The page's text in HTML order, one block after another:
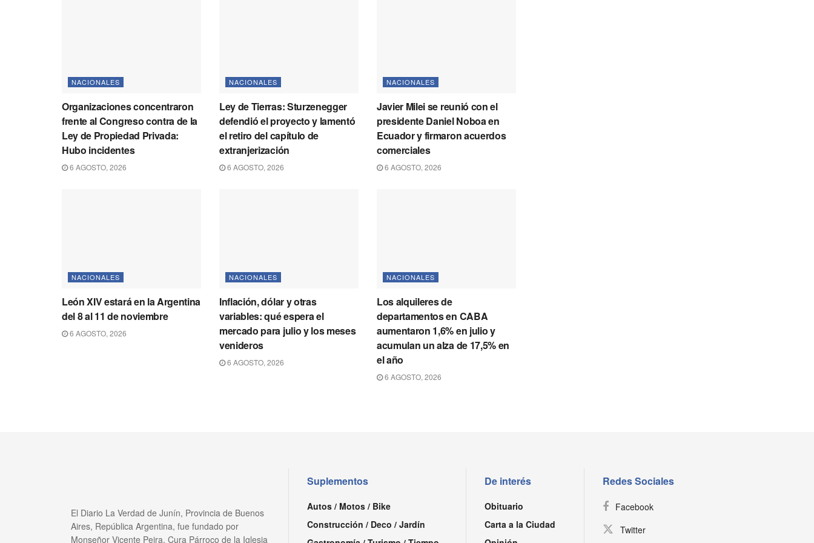
NACIONALES
Organizaciones concentraron
frente al Congreso contra de la
Ley de Propiedad Privada:
Hubo incidentes
6 AGOSTO, 2026
NACIONALES
Ley de Tierras: Sturzenegger
defendió el proyecto y lamentó
el retiro del capítulo de
extranjerización
6 AGOSTO, 2026
NACIONALES
Javier Milei se reunió con el
presidente Daniel Noboa en
Ecuador y firmaron acuerdos
comerciales
6 AGOSTO, 2026
NACIONALES
León XIV estará en la Argentina
del 8 al 11 de noviembre
6 AGOSTO, 2026
NACIONALES
Inflación, dólar y otras
variables: qué espera el
mercado para julio y los meses
venideros
6 AGOSTO, 2026
NACIONALES
Los alquileres de
departamentos en CABA
aumentaron 1,6% en julio y
acumulan un alza de 17,5% en
el año
6 AGOSTO, 2026
El Diario La Verdad de Junín, Provincia de Buenos
Aires, República Argentina, fue fundado por
Monseñor Vicente Peira, Cura Párroco de la Iglesia
Suplementos
Autos / Motos / Bike
Construcción / Deco / Jardín
De interés
Obituario
Carta a la Ciudad
Redes Sociales
Facebook
Twitter